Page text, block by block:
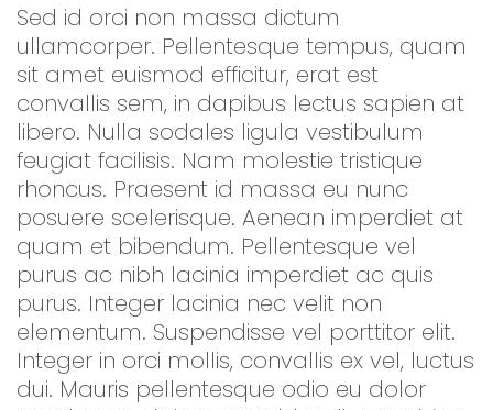
Sed id orci non massa dictum
ullamcorper. Pellentesque tempus, quam
sit amet euismod efficitur, erat est
convallis sem, in dapibus lectus sapien at
libero. Nulla sodales ligula vestibulum
feugiat facilisis. Nam molestie tristique
rhoncus. Praesent id massa eu nunc
posuere scelerisque. Aenean imperdiet at
quam et bibendum. Pellentesque vel
purus ac nibh lacinia imperdiet ac quis
purus. Integer lacinia nec velit non
elementum. Suspendisse vel porttitor elit.
Integer in orci mollis, convallis ex vel, luctus
dui. Mauris pellentesque odio eu dolor